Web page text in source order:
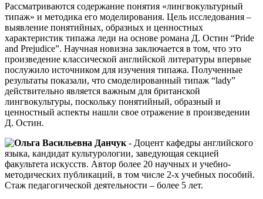
Рассматриваются содержание понятия «лингвокультурный
типаж» и методика его моделирования. Цель исследования –
выявление понятийных, образных и ценностных
характеристик типажа леди на основе романа Д. Остин “Pride
and Prejudice”. Научная новизна заключается в том, что это
произведение классической английской литературы впервые
послужило источником для изучения типажа. Полученные
результаты показали, что смоделированный типаж “lady”
действительно является важным для британской
лингвокультуры, поскольку понятийный, образный и
ценностный аспекты нашли свое отражение в произведении
Д. Остин.
Ольга Васильевна Данчук - Доцент кафедры английского
языка, кандидат культурологии, заведующая секцией
факультета искусств. Автор более 20 научных и учебно-
методических публикаций, в том числе 2-х учебных пособий.
Стаж педагогической деятельности – более 5 лет.